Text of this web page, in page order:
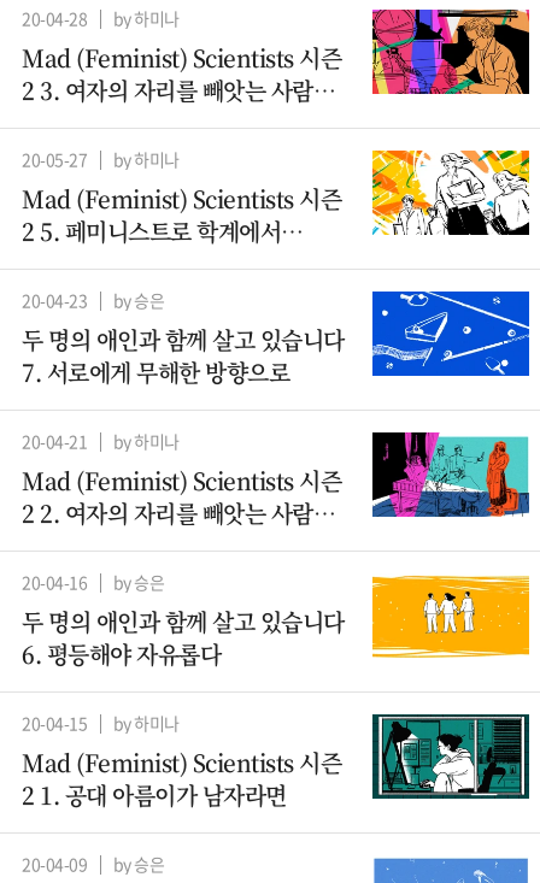
20-04-28 by 하미나
Mad (Feminist) Scientists 시즌
2 3. 여자의 자리를 빼앗는 사람들 -
컴퓨터과학(1)
20-05-27 by 하미나
Mad (Feminist) Scientists 시즌
2 5. 페미니스트로 학계에서
살아남기
20-04-23 by 승은
두 명의 애인과 함께 살고 있습니다
7. 서로에게 무해한 방향으로
20-04-21 by 하미나
Mad (Feminist) Scientists 시즌
2 2. 여자의 자리를 빼앗는 사람들 -
산파
20-04-16 by 승은
두 명의 애인과 함께 살고 있습니다
6. 평등해야 자유롭다
20-04-15 by 하미나
Mad (Feminist) Scientists 시즌
2 1. 공대 아름이가 남자라면
20-04-09 by 승은